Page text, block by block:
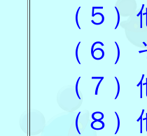
（５
（６
（７
（８